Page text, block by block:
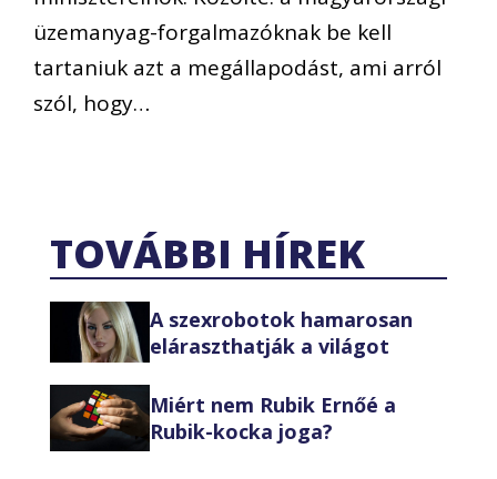
üzemanyag-forgalmazóknak be kell
tartaniuk azt a megállapodást, ami arról
szól, hogy…
TOVÁBBI HÍREK
A szexrobotok hamarosan
eláraszthatják a világot
Miért nem Rubik Ernőé a
Rubik-kocka joga?